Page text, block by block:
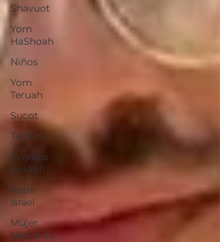
Shavuot
Yom
HaShoah
Niños
Yom
Teruah
Sucot
Tehilim
Eventos
AniAMI
Keter
Israel
Mujer
Netzarita